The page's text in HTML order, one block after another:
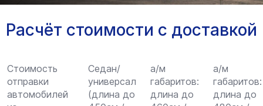
Расчёт стоимости с доставкой
Стоимость
отправки
автомобилей
Седан/
универсал
(длина до
а/м
габаритов:
длина до
а/м
габаритов:
длина до